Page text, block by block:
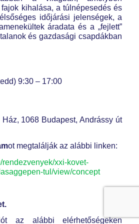
kihalása, a túlnépesedés és
időjárási jelenségek, a
áradata és a „fejlett”
és gazdasági csapdákban
9:30 – 17:00
1068 Budapest, Andrássy út
ot megtalálják az alábbi linken:
rendezvenyek/xxi-kovet-
tul/view/concept
az alábbi elérhetőségeken